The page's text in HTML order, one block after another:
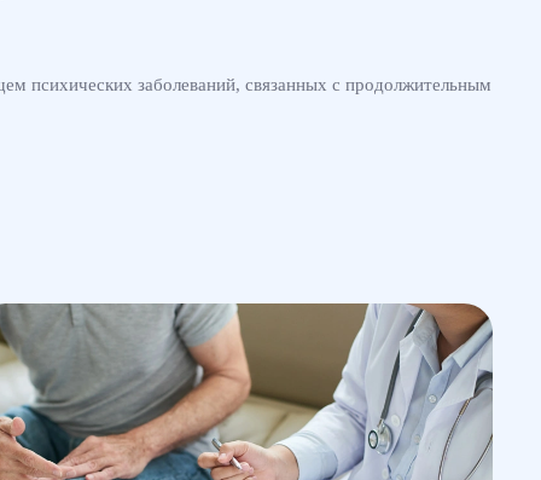
психических заболеваний, связанных с продолжительным